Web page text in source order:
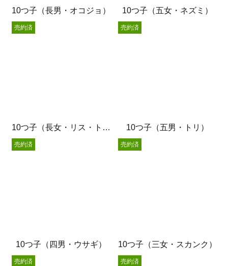
10つ子（長男・オコジョ） 10つ子（五女・ネズミ）
10つ子（長女・リス・トリ）
売約済
10つ子（五男・トリ）
売約済
10つ子（四男・ウサギ）
売約済
10つ子（三女・スカンク）
売約済
売約済 売約済